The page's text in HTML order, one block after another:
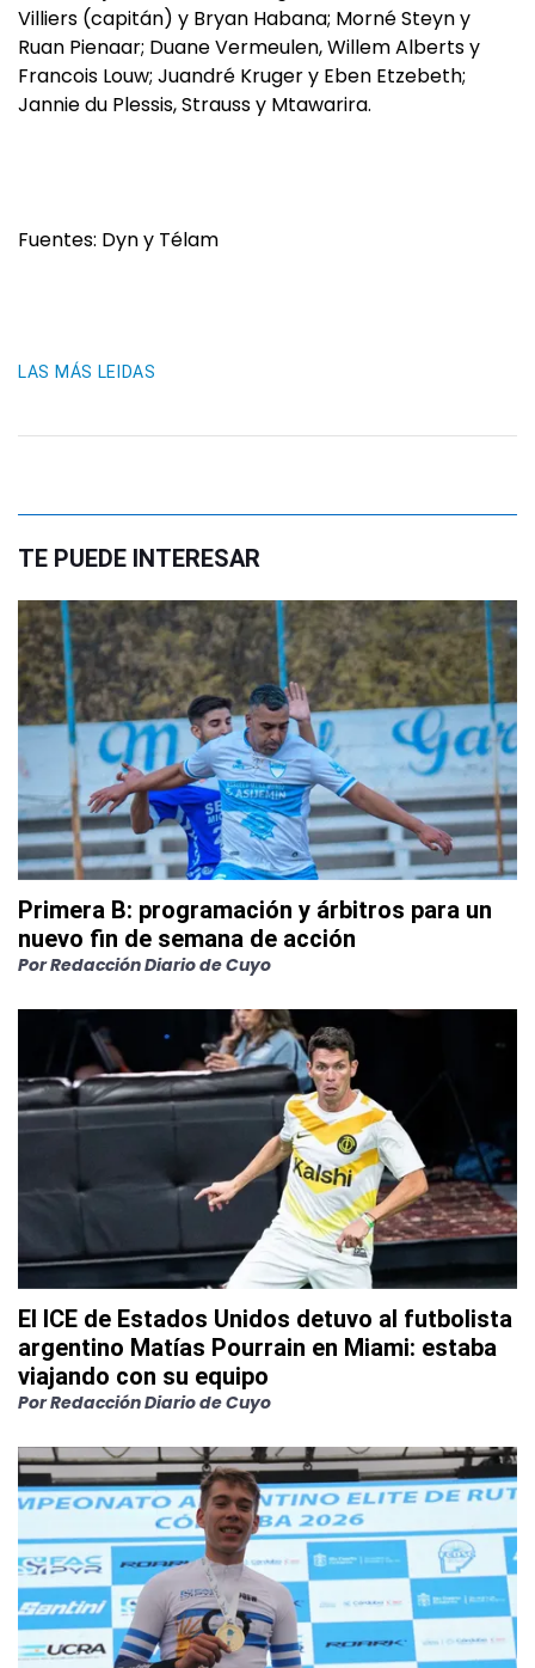
Villiers (capitán) y Bryan Habana; Morné Steyn y
Ruan Pienaar; Duane Vermeulen, Willem Alberts y
Francois Louw; Juandré Kruger y Eben Etzebeth;
Jannie du Plessis, Strauss y Mtawarira.
Fuentes: Dyn y Télam
LAS MÁS LEIDAS
TE PUEDE INTERESAR
Primera B: programación y árbitros para un
nuevo fin de semana de acción
PorRedacción Diario de Cuyo
El ICE de Estados Unidos detuvo al futbolista
argentino Matías Pourrain en Miami: estaba
viajando con su equipo
PorRedacción Diario de Cuyo